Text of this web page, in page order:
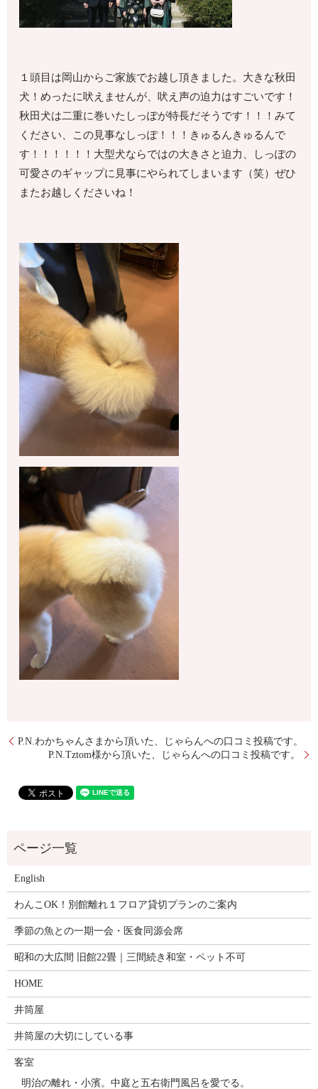
１頭目は岡山からご家族でお越し頂きました。大きな秋田
犬！めったに吠えませんが、吠え声の迫力はすごいです！
秋田犬は二重に巻いたしっぽが特長だそうです！！！みて
ください、この見事なしっぽ！！！きゅるんきゅるんで
す！！！！！！大型犬ならではの大きさと迫力、しっぽの
可愛さのギャップに見事にやられてしまいます（笑）ぜひ
またお越しくださいね！
P.N.わかちゃんさまから頂いた、じゃらんへの口コミ投稿です。
P.N.Tztom様から頂いた、じゃらんへの口コミ投稿です。
English
わんこOK！別館離れ１フロア貸切プランのご案内
季節の魚との一期一会・医食同源会席
昭和の大広間 旧館22畳｜三間続き和室・ペット不可
HOME
井筒屋
井筒屋の大切にしている事
客室
明治の離れ・小濱。中庭と五右衛門風呂を愛でる。